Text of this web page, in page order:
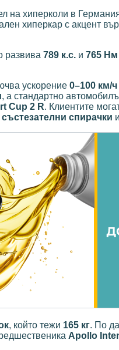
на хиперколи в
хиперкар с акцент
развива 789 к.с. и 765 Нм
ускорение 0–100 км/
, а стандартно
Cup 2 R. Клиентите
спирачки
, който тежи 165 кг. По
Apollo